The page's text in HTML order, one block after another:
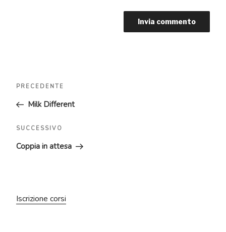
Articolo
precedente:
PRECEDENTE
Milk Different
Articolo
successivo
SUCCESSIVO
Coppia in attesa
Iscrizione corsi